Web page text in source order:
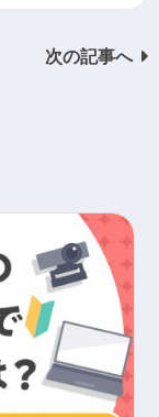
次の記事へ